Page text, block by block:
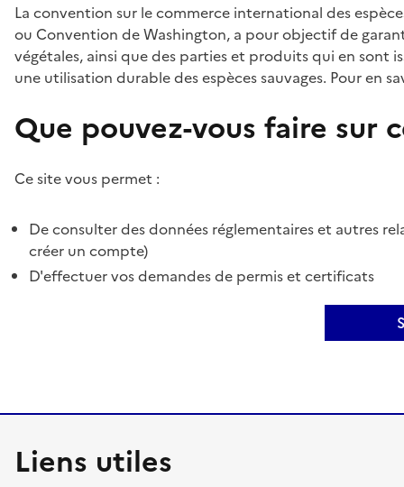
La convention sur le commerce international des
ou Convention de Washington, a pour objectif de
végétales, ainsi que des parties et produits qui en sont
une utilisation durable des espèces sauvages. Pour en
Que pouvez-vous faire sur
Ce site vous permet :
De consulter des données réglementaires et autres
créer un compte)
D'effectuer vos demandes de permis et certificats
Liens utiles